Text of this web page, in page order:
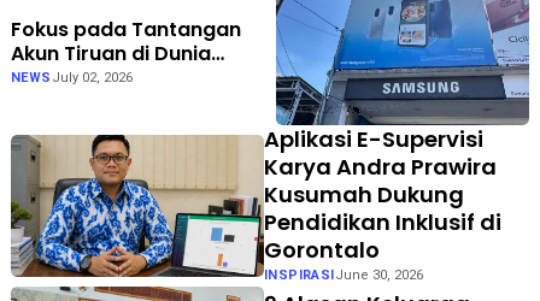
Fokus pada Tantangan
Akun Tiruan di Dunia
Digital, Marak Akun Tiruan,
Siapkan Langkah Verifikasi
Resmi
NEWS July 02, 2026
Aplikasi E-Supervisi
Karya Andra Prawira
Kusumah Dukung
Pendidikan Inklusif di
Gorontalo
INSPIRASIJune 30, 2026